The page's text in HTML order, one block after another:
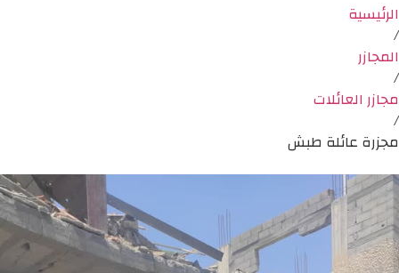
الرئيسية
/
المجازر
/
مجازر العائلات
/
مجزرة عائلة طبش